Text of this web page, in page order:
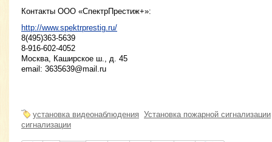
Контакты ООО «СпектрПрестиж+»:
http://www.spektrprestig.ru/
8(495)363-5639
8-916-602-4052
Москва, Каширское ш., д. 45
email: 3635639@mail.ru
установка видеонаблюдения Установка пожарной сигнализации
сигнализации